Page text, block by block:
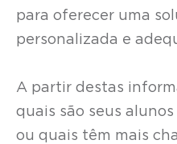
para oferecer uma
personalizada e
A partir destas
quais são seus
ou quais têm mais